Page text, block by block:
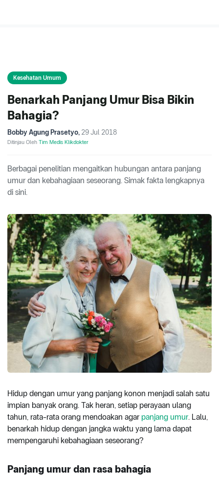
Kesehatan Umum
Benarkah Panjang Umur Bisa Bikin
Bahagia?
Bobby Agung Prasetyo, 29 Jul 2018
Ditinjau Oleh Tim Medis Klikdokter
Berbagai penelitian mengaitkan hubungan antara panjang
umur dan kebahagiaan seseorang. Simak fakta lengkapnya
di sini.
Hidup dengan umur yang panjang konon menjadi salah satu
impian banyak orang. Tak heran, setiap perayaan ulang
tahun, rata-rata orang mendoakan agar panjang umur. Lalu,
benarkah hidup dengan jangka waktu yang lama dapat
mempengaruhi kebahagiaan seseorang?
Panjang umur dan rasa bahagia